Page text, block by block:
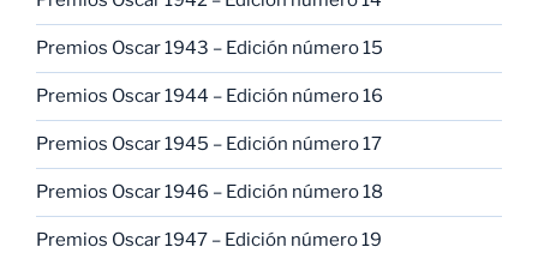
Premios Oscar 1943 – Edición número 15
Premios Oscar 1944 – Edición número 16
Premios Oscar 1945 – Edición número 17
Premios Oscar 1946 – Edición número 18
Premios Oscar 1947 – Edición número 19